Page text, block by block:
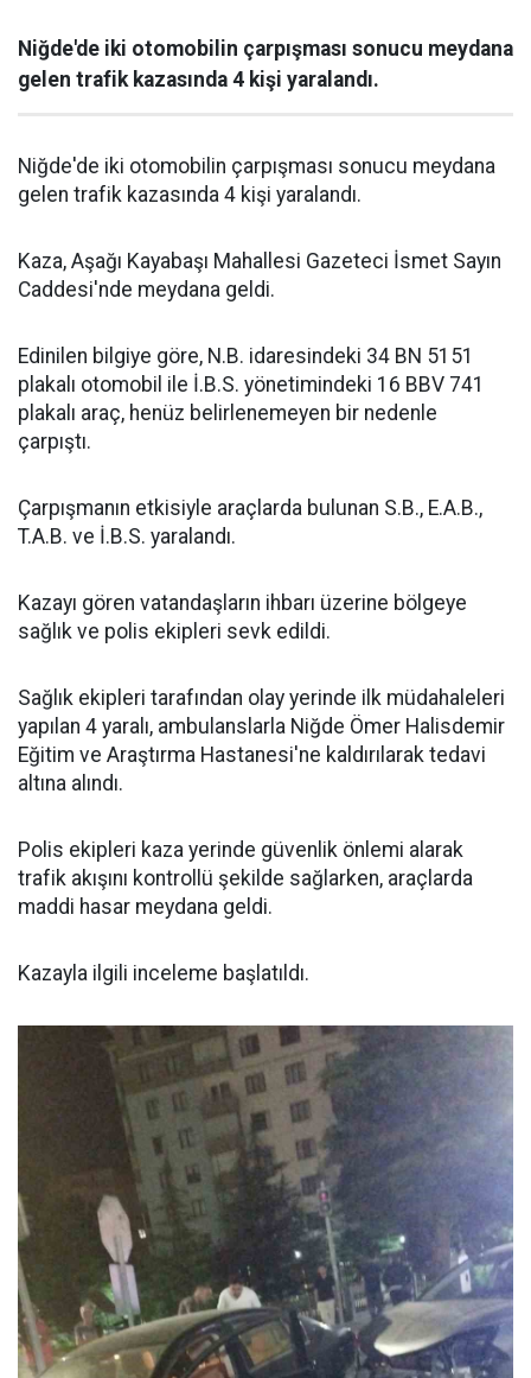
Niğde'de iki otomobilin çarpışması sonucu meydana
gelen trafik kazasında 4 kişi yaralandı.
Niğde'de iki otomobilin çarpışması sonucu meydana
gelen trafik kazasında 4 kişi yaralandı.
Kaza, Aşağı Kayabaşı Mahallesi Gazeteci İsmet Sayın
Caddesi'nde meydana geldi.
Edinilen bilgiye göre, N.B. idaresindeki 34 BN 5151
plakalı otomobil ile İ.B.S. yönetimindeki 16 BBV 741
plakalı araç, henüz belirlenemeyen bir nedenle
çarpıştı.
Çarpışmanın etkisiyle araçlarda bulunan S.B., E.A.B.,
T.A.B. ve İ.B.S. yaralandı.
Kazayı gören vatandaşların ihbarı üzerine bölgeye
sağlık ve polis ekipleri sevk edildi.
Sağlık ekipleri tarafından olay yerinde ilk müdahaleleri
yapılan 4 yaralı, ambulanslarla Niğde Ömer Halisdemir
Eğitim ve Araştırma Hastanesi'ne kaldırılarak tedavi
altına alındı.
Polis ekipleri kaza yerinde güvenlik önlemi alarak
trafik akışını kontrollü şekilde sağlarken, araçlarda
maddi hasar meydana geldi.
Kazayla ilgili inceleme başlatıldı.